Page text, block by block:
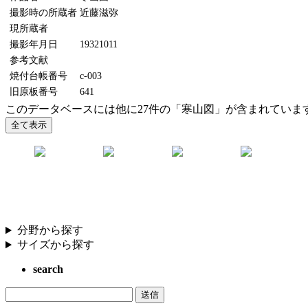
撮影時の所蔵者 近藤滋弥
現所蔵者
撮影年月日
19321011
参考文献
焼付台帳番号
c-003
旧原板番号
641
このデータベースには他に27件の「寒山図」が含まれていま
分野から探す
サイズから探す
search